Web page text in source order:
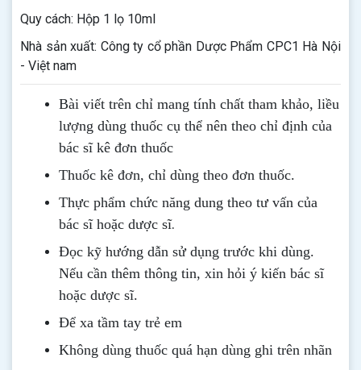
Quy cách: Hộp 1 lọ 10ml
Nhà sản xuất: Công ty cổ phần Dược Phẩm CPC1 Hà Nội
- Việt nam
Bài viết trên chỉ mang tính chất tham khảo, liều
lượng dùng thuốc cụ thể nên theo chỉ định của
bác sĩ kê đơn thuốc
Thuốc kê đơn, chỉ dùng theo đơn thuốc.
Thực phẩm chức năng dung theo tư vấn của
bác sĩ hoặc dược sĩ.
Đọc kỹ hướng dẫn sử dụng trước khi dùng.
Nếu cần thêm thông tin, xin hỏi ý kiến bác sĩ
hoặc dược sĩ.
Để xa tầm tay trẻ em
Không dùng thuốc quá hạn dùng ghi trên nhãn